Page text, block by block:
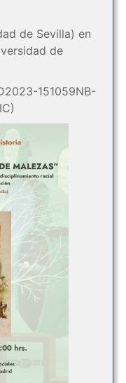
de Sevilla) en
de
151059NB-